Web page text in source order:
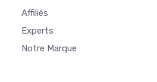
Affiliés
Experts
Notre Marque